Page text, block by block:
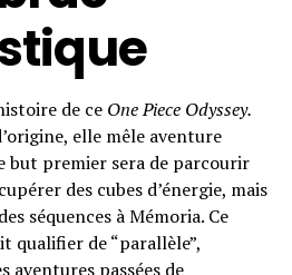
de ce One Piece Odyssey.
elle mêle aventure
but premier sera de parcourir
des cubes d’énergie, mais
séquences à Mémoria. Ce
qualifier de “parallèle”,
aventures passées de